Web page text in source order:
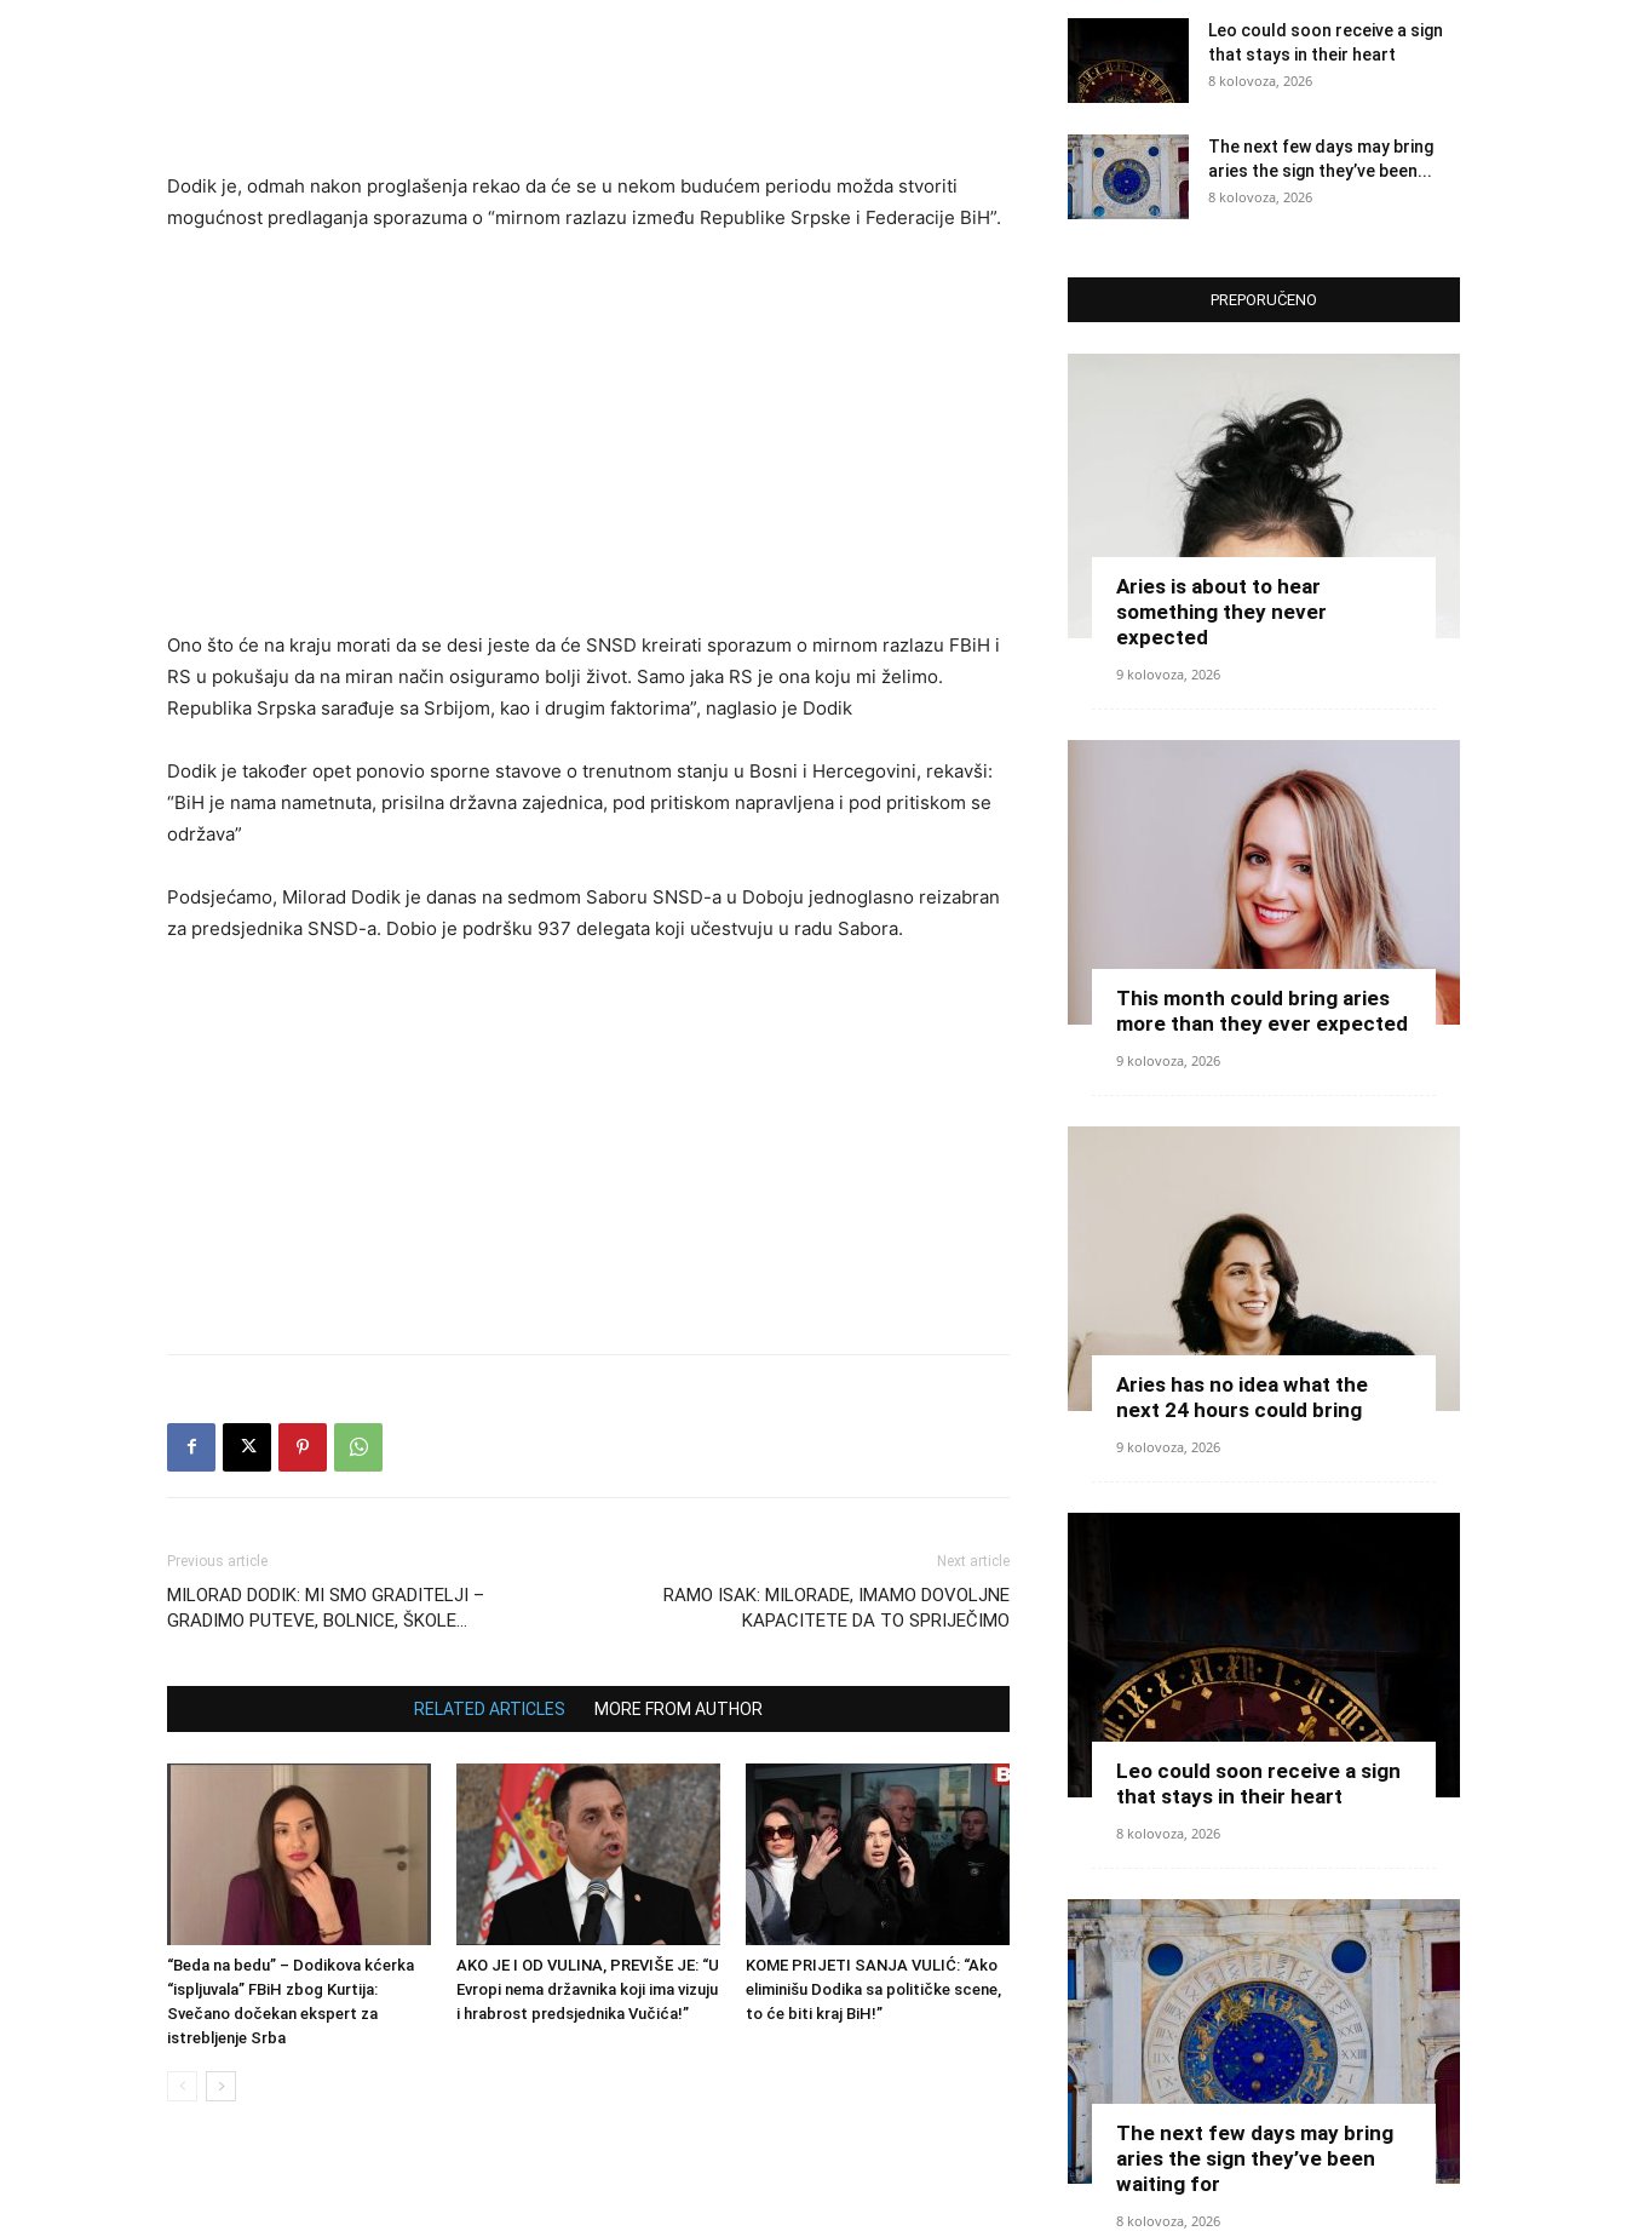
Dodik je, odmah nakon proglašenja rekao da će se u nekom budućem periodu možda stvoriti
mogućnost predlaganja sporazuma o “mirnom razlazu između Republike Srpske i Federacije BiH”.
Ono što će na kraju morati da se desi jeste da će SNSD kreirati sporazum o mirnom razlazu FBiH i
RS u pokušaju da na miran način osiguramo bolji život. Samo jaka RS je ona koju mi želimo.
Republika Srpska sarađuje sa Srbijom, kao i drugim faktorima”, naglasio je Dodik
Dodik je također opet ponovio sporne stavove o trenutnom stanju u Bosni i Hercegovini, rekavši:
“BiH je nama nametnuta, prisilna državna zajednica, pod pritiskom napravljena i pod pritiskom se
održava”
Podsjećamo, Milorad Dodik je danas na sedmom Saboru SNSD-a u Doboju jednoglasno reizabran
za predsjednika SNSD-a. Dobio je podršku 937 delegata koji učestvuju u radu Sabora.
Previous article
MILORAD DODIK: MI SMO GRADITELJI –
GRADIMO PUTEVE, BOLNICE, ŠKOLE…
Next article
RAMO ISAK: MILORADE, IMAMO DOVOLJNE
KAPACITETE DA TO SPRIJEČIMO
RELATED ARTICLES MORE FROM AUTHOR
“Beda na bedu” – Dodikova kćerka
“ispljuvala” FBiH zbog Kurtija:
Svečano dočekan ekspert za
istrebljenje Srba
AKO JE I OD VULINA, PREVIŠE JE: “U
Evropi nema državnika koji ima vizuju
i hrabrost predsjednika Vučića!”
KOME PRIJETI SANJA VULIĆ: “Ako
eliminišu Dodika sa političke scene,
to će biti kraj BiH!”
Leo could soon receive a sign
that stays in their heart
8 kolovoza, 2026
The next few days may bring
aries the sign they’ve been...
8 kolovoza, 2026
PREPORUČENO
Aries is about to hear
something they never
expected
9 kolovoza, 2026
This month could bring aries
more than they ever expected
9 kolovoza, 2026
Aries has no idea what the
next 24 hours could bring
9 kolovoza, 2026
Leo could soon receive a sign
that stays in their heart
8 kolovoza, 2026
The next few days may bring
aries the sign they’ve been
waiting for
8 kolovoza, 2026